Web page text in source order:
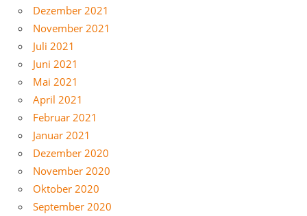
Dezember 2021
November 2021
Juli 2021
Juni 2021
Mai 2021
April 2021
Februar 2021
Januar 2021
Dezember 2020
November 2020
Oktober 2020
September 2020